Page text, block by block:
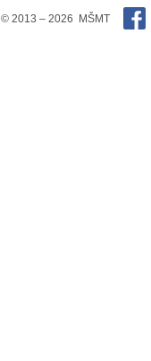
© 2013 – 2026 MŠMT